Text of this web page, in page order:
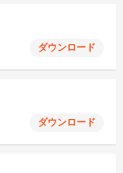
ダウンロード
ダウンロード